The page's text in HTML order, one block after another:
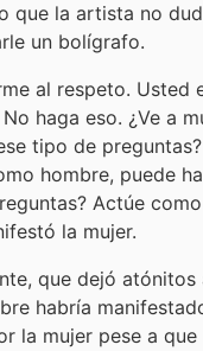
que la artista no
un bolígrafo.
al respeto. Usted
haga eso. ¿Ve a
tipo de
hombre, puede
Actúe
la mujer.
que dejó
habría
la mujer pese a que